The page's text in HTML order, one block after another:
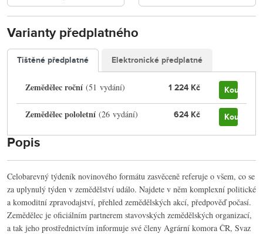
Varianty předplatného
Tištěné předplatné Elektronické předplatné
Zemědělec roční (51 vydání) 1 224 Kč Koupit
Zemědělec pololetní (26 vydání) 624 Kč Koupit
Popis
Celobarevný týdeník novinového formátu zasvěceně referuje o všem, co se
za uplynulý týden v zemědělství událo. Najdete v něm komplexní politické
a komoditní zpravodajství, přehled zemědělských akcí, předpověď počasí.
Zemědělec je oficiálním partnerem stavovských zemědělských organizací,
a tak jeho prostřednictvím informuje své členy Agrární komora ČR, Svaz